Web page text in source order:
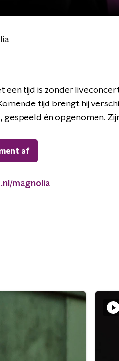
een tijd is zonder
tijd brengt hij
gespeeld én opgenomen.
af
magnolia